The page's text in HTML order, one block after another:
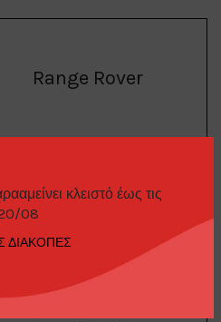
κλειστό έως τις
08
ΔΙΑΚΟΠΕΣ
Range Rover
1/64 1982 Range Rover
Classic, lincoln green